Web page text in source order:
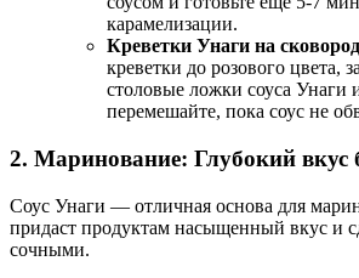
карамелизации.
Креветки Унаги на
креветки до розового цвета,
столовые ложки соуса Унаги
перемешайте, пока соус не
2. Маринование: Глубокий вкус
Соус Унаги — отличная основа для
придаст продуктам насыщенный вкус и
сочными.